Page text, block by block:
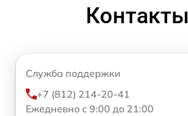
Контакты
Служба поддержки
+7 (812) 214-20-41
Ежедневно с 9:00 до 21:00